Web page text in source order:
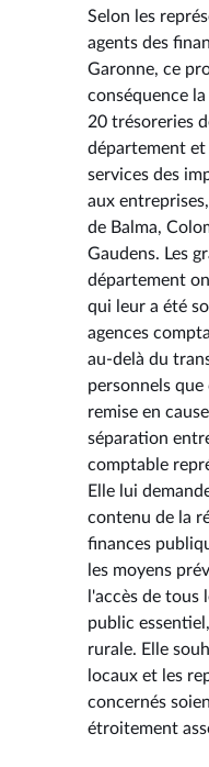
Selon les
agents des
Garonne, ce
conséquence
20 trésoreries
département
services des
aux
de Balma,
Gaudens. Les
département
qui leur a été
agences
au-delà du
personnels
remise en
séparation
comptable
Elle lui
contenu de la
finances
les moyens
l'accès de tous
public
rurale. Elle
locaux et les
concernés
étroitement